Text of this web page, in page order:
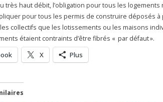
très haut débit, l’obligation pour tous les
pour tous les permis de construire déposés
collectifs que les lotissements ou les maisons
étaient contraints d’être fibrés « par défaut ».
X Plus